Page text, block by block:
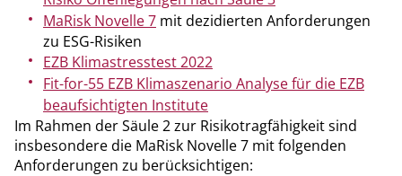
MaRisk Novelle 7 mit dezidierten Anforderungen
zu ESG-Risiken
EZB Klimastresstest 2022
Fit-for-55 EZB Klimaszenario Analyse für die EZB
beaufsichtigten Institute
Im Rahmen der Säule 2 zur Risikotragfähigkeit sind
insbesondere die MaRisk Novelle 7 mit folgenden
Anforderungen zu berücksichtigen: